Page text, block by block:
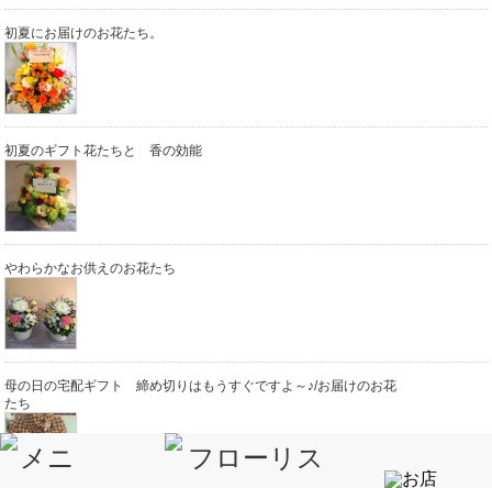
初夏にお届けのお花たち。
初夏のギフト花たちと 香の効能
やわらかなお供えのお花たち
母の日の宅配ギフト 締め切りはもうすぐですよ～♪/お届けのお花
たち